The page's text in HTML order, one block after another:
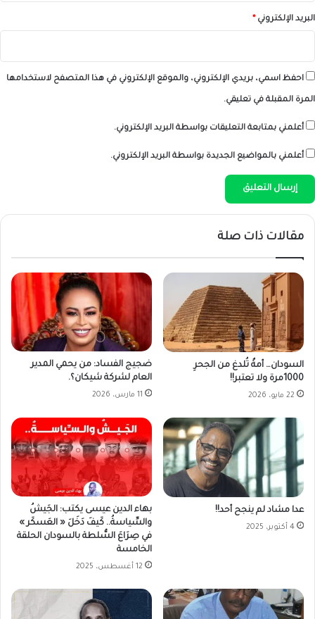
البريد الإلكتروني*
احفظ اسمي، بريدي الإلكتروني، والموقع الإلكتروني في هذا المتصفح لاستخدامها
المرة المقبلة في تعليقي.
أعلمني بمتابعة التعليقات بواسطة البريد الإلكتروني.
أعلمني بالمواضيع الجديدة بواسطة البريد الإلكتروني.
مقالات ذات صلة
السودان… أمةٌ تُلدغ من الجحرِ
1000مرة ولا تعتبر!!
22 مايو، 2026
ضجيج الفساد: من يحمي المدير
العام لشركة شيكان؟.
11 مارس، 2026
عدا مشاد لم ينجح أحد!!
4 أكتوبر، 2025
بهاء الدين عيسى يكتب: الجَيشُ
والسِّياسةُ.. كَيفَ دَخَلَ « العَسكَر »
في صِرَاعَ السُّلطة بالسودان الحلقة
الخامسة
12 أغسطس، 2025